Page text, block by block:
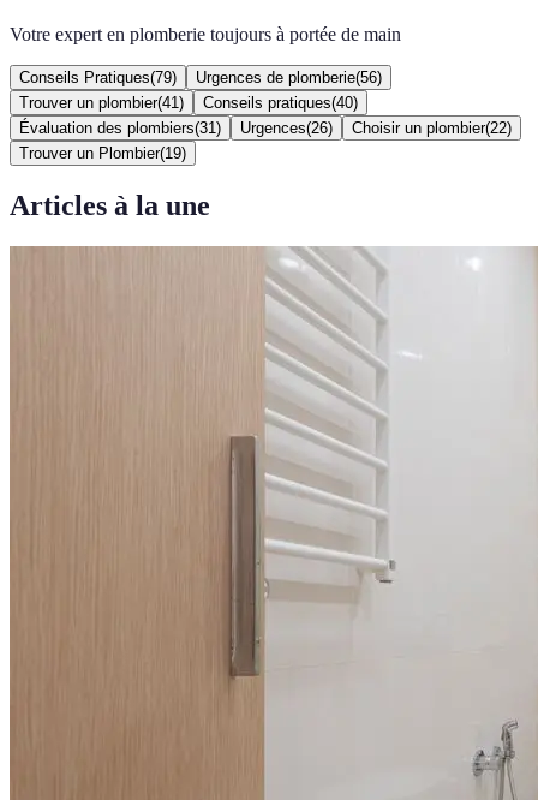
Votre expert en plomberie toujours à portée de main
Conseils Pratiques(79) Urgences de plomberie(56)
Trouver un plombier(41 ) Conseils pratiques(40)
Évaluation des plombiers(31 ) Urgences(26) Choisir un plombier(22)
Trouver un Plombier(19)
Articles à la une